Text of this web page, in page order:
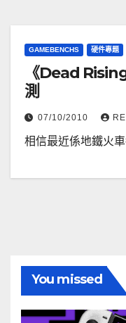
GAMEBENCHS 硬件專題
《Dead
測
07/10/2010
相信最近係地鐵火
You missed